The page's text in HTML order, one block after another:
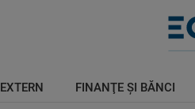
EXTERN FINANŢE ŞI BĂNCI